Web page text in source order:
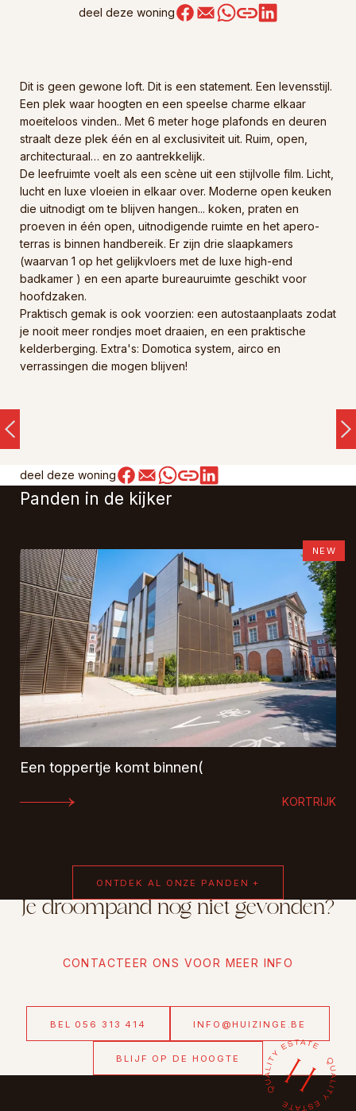
deel deze woning
Dit is geen gewone loft. Dit is een statement. Een levensstijl.
Een plek waar hoogten en een speelse charme elkaar
moeiteloos vinden.. Met 6 meter hoge plafonds en deuren
straalt deze plek één en al exclusiviteit uit. Ruim, open,
architecturaal… en zo aantrekkelijk.
De leefruimte voelt als een scène uit een stijlvolle film. Licht,
lucht en luxe vloeien in elkaar over. Moderne open keuken
die uitnodigt om te blijven hangen... koken, praten en
proeven in één open, uitnodigende ruimte en het apero-
terras is binnen handbereik. Er zijn drie slaapkamers
(waarvan 1 op het gelijkvloers met de luxe high-end
badkamer ) en een aparte bureauruimte geschikt voor
hoofdzaken.
Praktisch gemak is ook voorzien: een autostaanplaats zodat
je nooit meer rondjes moet draaien, en een praktische
kelderberging. Extra's: Domotica system, airco en
verrassingen die mogen blijven!
deel deze woning
Panden in de kijker
NEW
Een toppertje komt binnen(
KORTRIJK
ONTDEK AL ONZE PANDEN +
Je droompand nog niet gevonden?
CONTACTEER ONS VOOR MEER INFO
BEL 056 313 414 INFO@HUIZINGE.BE
BLIJF OP DE HOOGTE